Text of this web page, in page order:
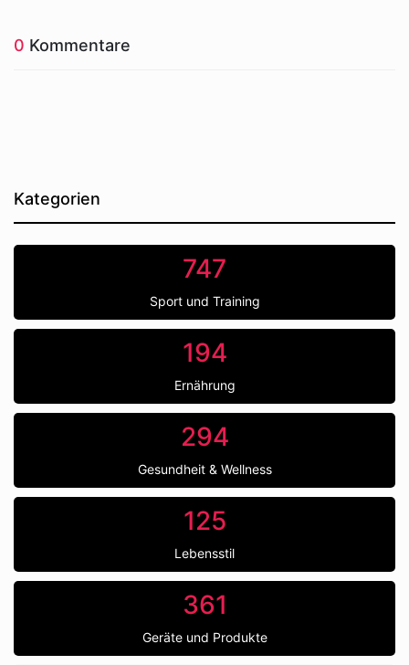
0 Kommentare
Kategorien
747
Sport und Training
194
Ernährung
294
Gesundheit & Wellness
125
Lebensstil
361
Geräte und Produkte